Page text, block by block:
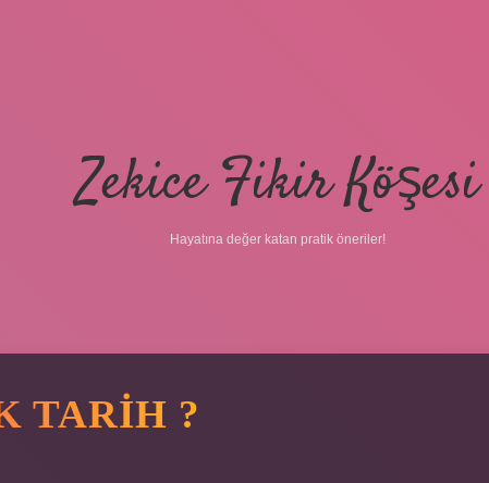
Zekice Fikir Köşesi
Hayatına değer katan pratik öneriler!
TARIH ?